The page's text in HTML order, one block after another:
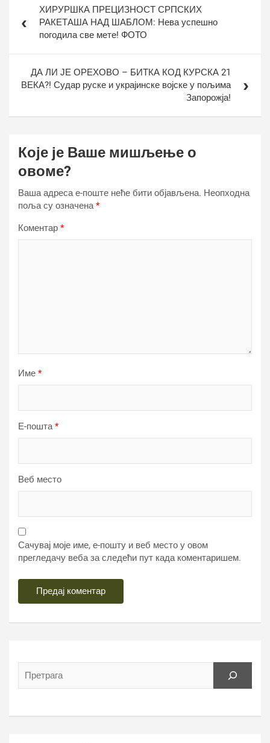
чланкаХИРУРШКА ПРЕЦИЗНОСТ СРПСКИХ
РАКЕТАША НАД ШАБЛОМ: Нева успешно
погодила све мете! ФОТО
ДА ЛИ ЈЕ ОРЕХОВО – БИТКА КОД КУРСКА 21
ВЕКА?! Судар руске и украјинске војске у пољима
Запорожја!
Које је Ваше мишљење о
овоме?
Ваша адреса е-поште неће бити објављена. Неопходна
поља су означена*
Коментар *
Име *
Е-пошта*
Веб место
Сачувај моје име, е-пошту и веб место у овом
прегледачу веба за следећи пут када коментаришем.